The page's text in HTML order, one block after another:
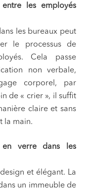
les employés
les bureaux peut
le processus de
Cela passe
non verbale,
corporel, par
de « crier », il suffit
claire et sans
la main.
en verre dans les
et élégant. La
un immeuble de